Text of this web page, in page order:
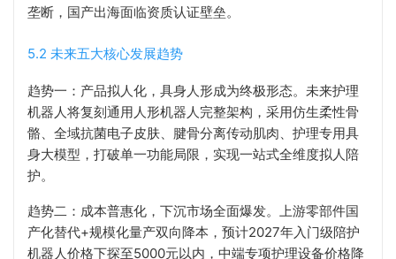
垄断，国产出海面临资质认证壁垒。
5.2 未来五大核心发展趋势
趋势一：产品拟人化，具身人形成为终极形态。未来护理
机器人将复刻通用人形机器人完整架构，采用仿生柔性骨
骼、全域抗菌电子皮肤、腱骨分离传动肌肉、护理专用具
身大模型，打破单一功能局限，实现一站式全维度拟人陪
护。
趋势二：成本普惠化，下沉市场全面爆发。上游零部件国
产化替代+规模化量产双向降本，预计2027年入门级陪护
机器人价格下探至5000元以内，中端专项护理设备价格降